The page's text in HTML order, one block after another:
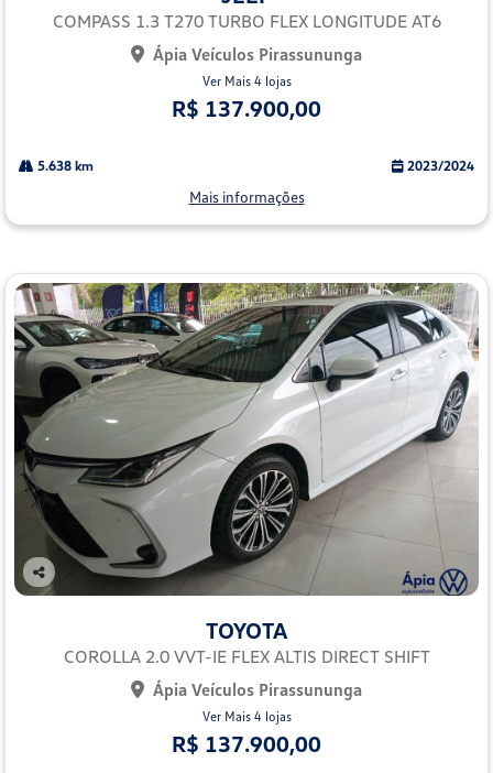
COMPASS 1.3 T270 TURBO FLEX LONGITUDE AT6
Ápia Veículos Pirassununga
Ver Mais 4 lojas
R$ 137.900,00
5.638 km 2023/2024
Mais informações
Co
TOYOTA
COROLLA 2.0 VVT-IE FLEX ALTIS DIRECT SHIFT
Ápia Veículos Pirassununga
Ver Mais 4 lojas
R$ 137.900,00